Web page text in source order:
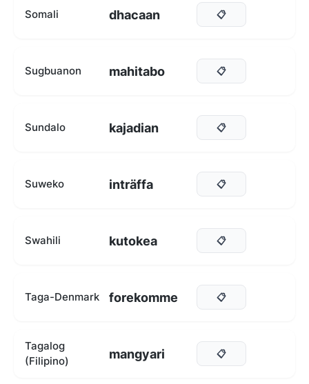
Somali dhacaan 📋
Sugbuanon mahitabo 📋
Sundalo kajadian 📋
Suweko inträffa 📋
Swahili kutokea 📋
Taga-Denmark forekomme 📋
Tagalog
(Filipino)
mangyari 📋